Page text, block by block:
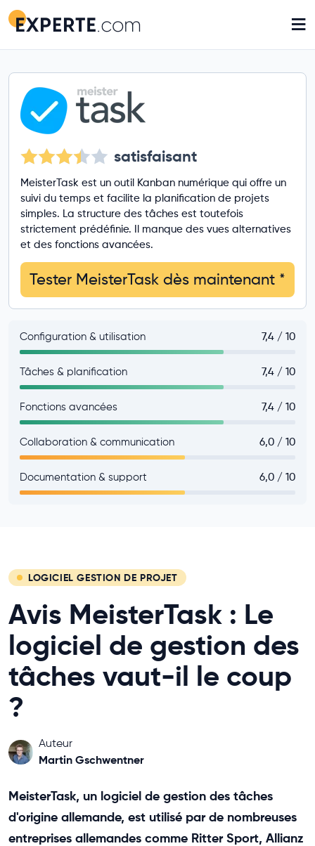
≡
satisfaisant
MeisterTask est un outil Kanban numérique qui offre un
suivi du temps et facilite la planification de projets
simples. La structure des tâches est toutefois
strictement prédéfinie. Il manque des vues alternatives
et des fonctions avancées.
Tester MeisterTask dès maintenant *
Configuration & utilisation 7,4 / 10
Tâches & planification 7,4 / 10
Fonctions avancées 7,4 / 10
Collaboration & communication 6,0 / 10
Documentation & support 6,0 / 10
LOGICIEL GESTION DE PROJET
Avis MeisterTask : Le
logiciel de gestion des
tâches vaut-il le coup
?
Auteur
Martin Gschwentner
MeisterTask, un logiciel de gestion des tâches
d'origine allemande, est utilisé par de nombreuses
entreprises allemandes comme Ritter Sport, Allianz